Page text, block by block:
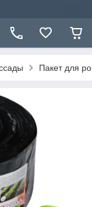
Пакет для